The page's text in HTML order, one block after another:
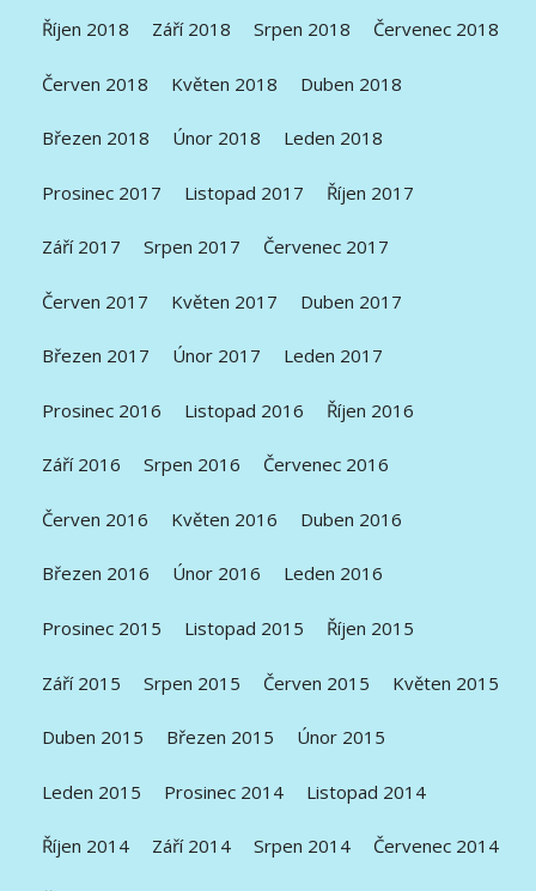
Říjen 2018 Září 2018 Srpen 2018 Červenec 2018
Červen 2018 Květen 2018 Duben 2018
Březen 2018 Únor 2018 Leden 2018
Prosinec 2017 Listopad 2017 Říjen 2017
Září 2017 Srpen 2017 Červenec 2017
Červen 2017 Květen 2017 Duben 2017
Březen 2017 Únor 2017 Leden 2017
Prosinec 2016 Listopad 2016 Říjen 2016
Září 2016 Srpen 2016 Červenec 2016
Červen 2016 Květen 2016 Duben 2016
Březen 2016 Únor 2016 Leden 2016
Prosinec 2015 Listopad 2015 Říjen 2015
Září 2015 Srpen 2015 Červen 2015 Květen 2015
Duben 2015 Březen 2015 Únor 2015
Leden 2015 Prosinec 2014 Listopad 2014
Říjen 2014 Září 2014 Srpen 2014 Červenec 2014